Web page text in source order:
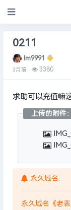
0211
lm9991
3月前 3380
求助可以充值嘛
上传的附件：
永久域名:
永久域名《老